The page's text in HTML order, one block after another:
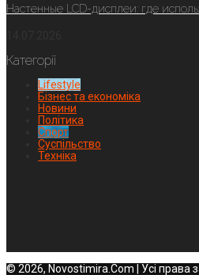
Настенные LCD-дисплеи: где
Категорії
Lifestyle
Бізнес та економіка
Новини
Політика
Спорт
Суспільство
Техніка
© 2026, Novostimira.Com | Усі права